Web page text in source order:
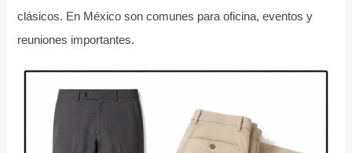
clásicos. En México son comunes para oficina, eventos y
reuniones importantes.